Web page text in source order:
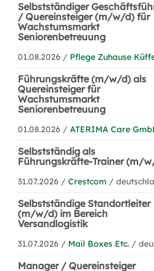
Selbstständiger
/ Quereinsteiger (m/w/d) für
Wachstumsmarkt
Seniorenbetreuung
01.08.2026 / Pflege Zuhause
Führungskräfte (m/w/d) als
Quereinsteiger für
Wachstumsmarkt
Seniorenbetreuung
01.08.2026 / ATERIMA Care
Selbstständig als
Führungskräfte-Trainer (m/
31.07.2026 / Crestcom /
Selbstständige Standortleiter
(m/w/d) im Bereich
Versandlogistik
31.07.2026 / Mail Boxes Etc. /
Manager / Quereinsteiger